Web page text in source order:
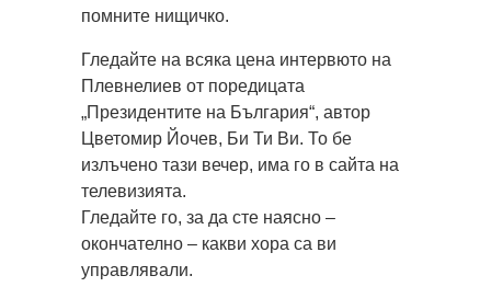
помните нищичко.
Гледайте на всяка цена интервюто на
Плевнелиев от поредицата
„Президентите на България“, автор
Цветомир Йочев, Би Ти Ви. То бе
излъчено тази вечер, има го в сайта на
телевизията.
Гледайте го, за да сте наясно –
окончателно – какви хора са ви
управлявали.